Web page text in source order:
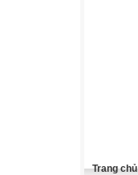
Trang chủ